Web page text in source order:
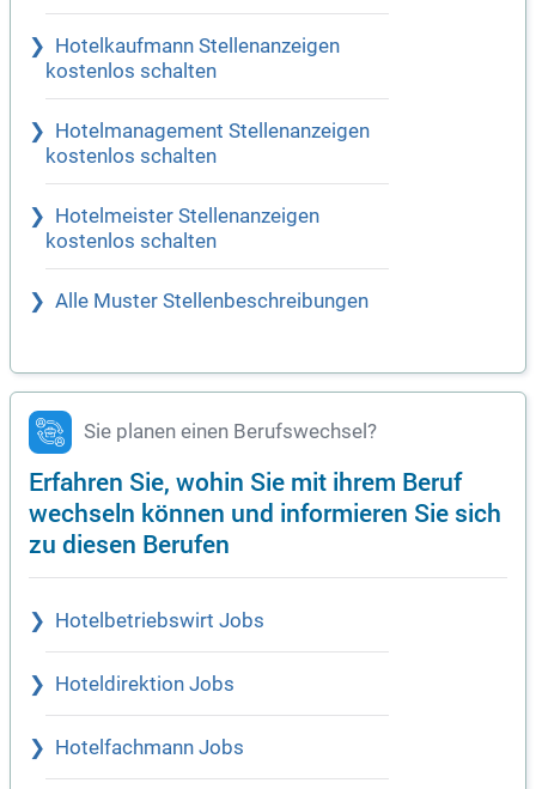
Hotelkaufmann Stellenanzeigen
kostenlos schalten
Hotelmanagement Stellenanzeigen
kostenlos schalten
Hotelmeister Stellenanzeigen
kostenlos schalten
Alle Muster Stellenbeschreibungen
Sie planen einen Berufswechsel?
Erfahren Sie, wohin Sie mit ihrem Beruf
wechseln können und informieren Sie sich
zu diesen Berufen
Hotelbetriebswirt Jobs
Hoteldirektion Jobs
Hotelfachmann Jobs